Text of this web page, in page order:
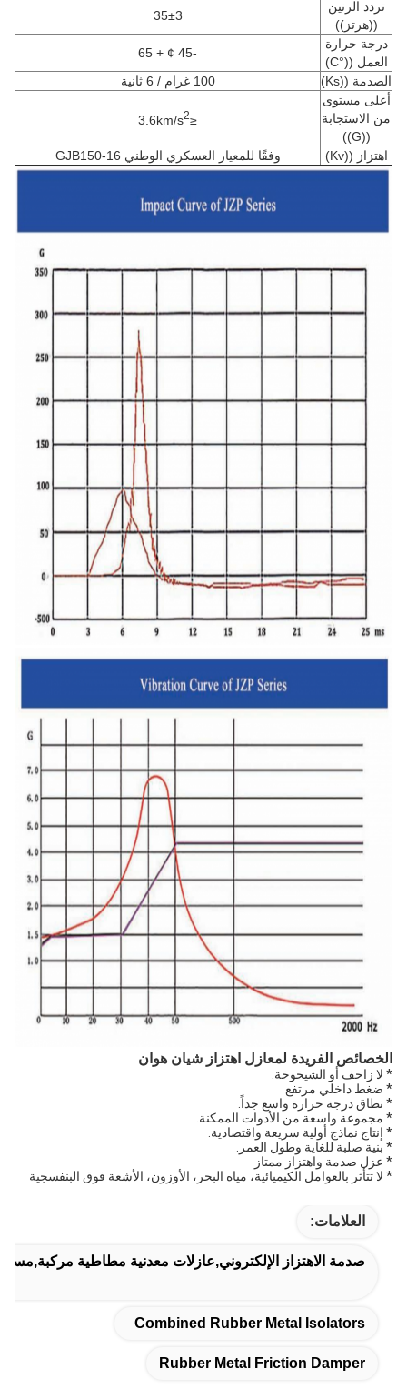
تردد الرنين
((هرتز))
35±3
درجة حرارة
العمل ((°C)
الصدمة ((Ks)
100 غرام / 6 ثانية
أعلى مستوى
من الاستجابة
((G))
≤3.6km/s
اهتزاز ((Kv) وفقًا للمعيار العسكري الوطني GJB150-16
الخصائص الفريدة لمعازل اهتزاز شيان هوان
* لا زاحف أو الشيخوخة.
* ضغط داخلي مرتفع
* نطاق درجة حرارة واسع جداً.
* مجموعة واسعة من الأدوات الممكنة.
* إنتاج نماذج أولية سريعة واقتصادية.
* بنية صلبة للغاية وطول العمر.
* عزل صدمة واهتزاز ممتاز
* لا تتأثر بالعوامل الكيميائية، مياه البحر، الأوزون، الأشعة فوق البنفسجية
العلامات:
صدمة الاهتزاز الإلكتروني,عازلات معدنية مطاطية
Combined Rubber Metal Isolators
Rubber Metal Friction Damper